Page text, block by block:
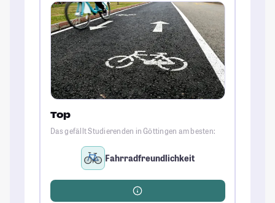
Top
Das gefällt Studierenden in Göttingen am besten:
Fahrradfreundlichkeit